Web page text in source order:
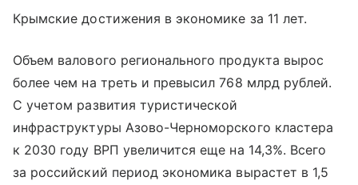
Крымские достижения в экономике за 11 лет.
Объем валового регионального продукта вырос
более чем на треть и превысил 768 млрд рублей.
С учетом развития туристической
инфраструктуры Азово-Черноморского кластера
к 2030 году ВРП увеличится еще на 14,3%. Всего
за российский период экономика вырастет в 1,5